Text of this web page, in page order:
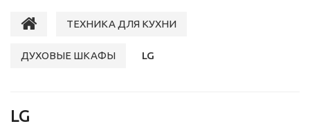
ТЕХНИКА ДЛЯ КУХНИ
ДУХОВЫЕ ШКАФЫ LG
LG